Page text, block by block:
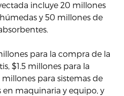
incluye 20 millones
y 50 millones de
para la compra de la
$1.5 millones para la
para sistemas de
en maquinaria y equipo, y